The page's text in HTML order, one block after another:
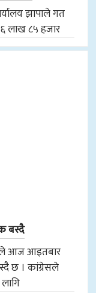
झापाले गत
लाख ८५ हजार
बस्दै
आज आइतबार
छ । कांग्रेसले